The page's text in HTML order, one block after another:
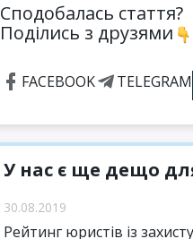
Сподобалась стаття?
Поділись з друзями
FACEBOOK TELEGRAM
У нас є ще дещо
30.08.2019
Рейтинг юристів із